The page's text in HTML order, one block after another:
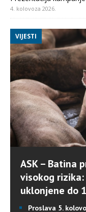
4. kolovoza 2026.
VIJESTI
ASK – Batina
visokog
uklonjene do
Proslava 5.